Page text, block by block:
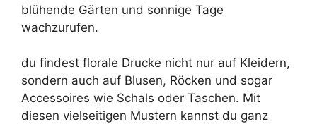
blühende Gärten und sonnige Tage
wachzurufen.
du findest florale Drucke nicht nur auf Kleidern,
sondern auch auf Blusen, Röcken und sogar
Accessoires wie Schals oder Taschen. Mit
diesen vielseitigen Mustern kannst du ganz